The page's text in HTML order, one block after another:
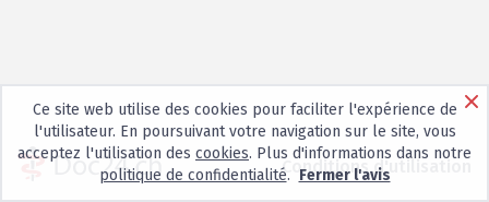
Conditions d'utilisation
Ce site web utilise des cookies pour faciliter l'expérience de
l'utilisateur. En poursuivant votre navigation sur le site, vous
acceptez l'utilisation des cookies. Plus d'informations dans notre
politique de confidentialité. Fermer l'avis